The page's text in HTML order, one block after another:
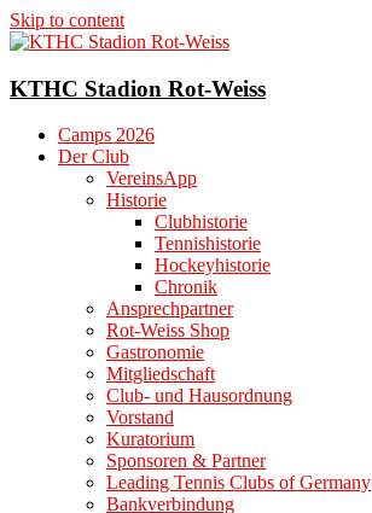
Skip to content
KTHC Stadion Rot-Weiss
Camps 2026
Der Club
VereinsApp
Historie
Clubhistorie
Tennishistorie
Hockeyhistorie
Chronik
Ansprechpartner
Rot-Weiss Shop
Gastronomie
Mitgliedschaft
Club- und Hausordnung
Vorstand
Kuratorium
Sponsoren & Partner
Leading Tennis Clubs of Germany
Bankverbindung